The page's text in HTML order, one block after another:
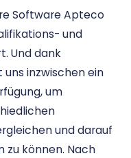
Software Apteco
und
Und dank
uns inzwischen ein
um
und darauf
zu können. Nach